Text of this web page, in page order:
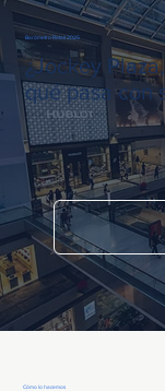
Barómetro Retail 2025
¿Jockey
qué pasa con
Cómo lo hacemos